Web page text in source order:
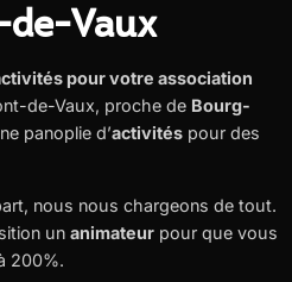
de-Vaux
pour votre association
de-Vaux, proche de Bourg-
panoplie d’activités pour des
nous nous chargeons de tout.
unanimateur pour que vous
200%.